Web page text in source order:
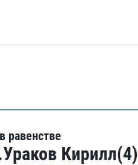
равенстве
Кирилл(4)